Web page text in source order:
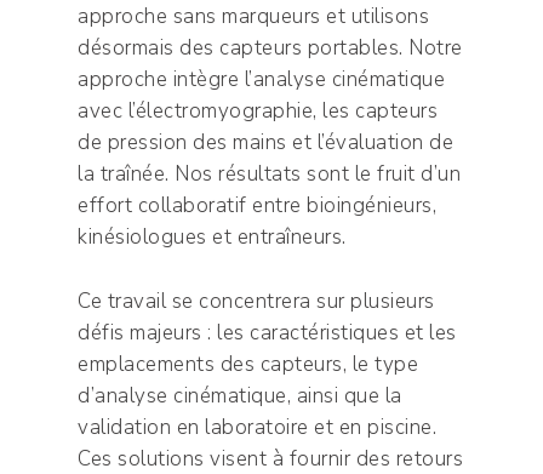
approche sans marqueurs et utilisons
désormais des capteurs portables. Notre
approche intègre l’analyse cinématique
avec l’électromyographie, les capteurs
de pression des mains et l’évaluation de
la traînée. Nos résultats sont le fruit d’un
effort collaboratif entre bioingénieurs,
kinésiologues et entraîneurs.
Ce travail se concentrera sur plusieurs
défis majeurs : les caractéristiques et les
emplacements des capteurs, le type
d’analyse cinématique, ainsi que la
validation en laboratoire et en piscine.
Ces solutions visent à fournir des retours